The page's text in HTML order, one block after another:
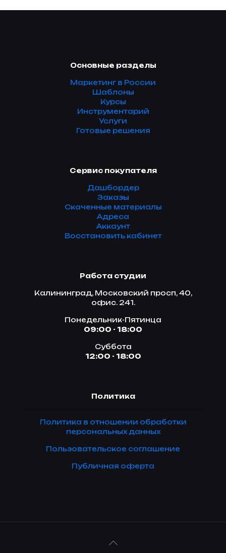
Основные разделы
Маркетинг в России
Шаблоны
Курсы
Инструментарий
Услуги
Готовые решения
Сервис покупателя
Дашбордер
Заказы
Скаченные материалы
Адреса
Аккаунт
Восстановить кабинет
Работа студии
Калининград, Московский просп, 40,
офис. 241.
Понедельник-Пятинца
09:00 - 18:00
Суббота
12:00 - 18:00
Политика
Политика в отношении обработки
персональных данных
Пользовательское соглашение
Публичная оферта